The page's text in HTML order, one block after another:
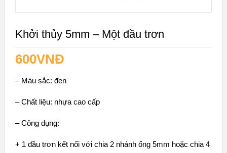
Khởi thủy 5mm – Một đầu trơn
600VNĐ
– Màu sắc: đen
– Chất liệu: nhựa cao cấp
– Công dụng:
+ 1 đầu trơn kết nối với chia 2 nhánh ống 5mm hoặc chia 4